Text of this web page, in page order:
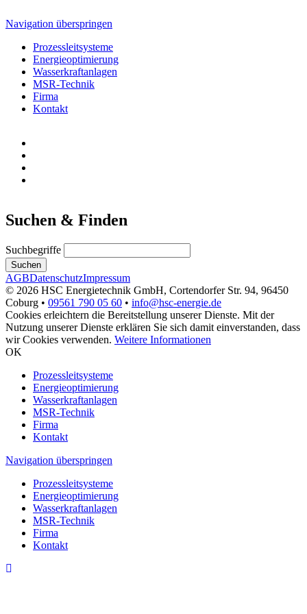
Navigation überspringen
Prozessleitsysteme
Energieoptimierung
Wasserkraftanlagen
MSR-Technik
Firma
Kontakt
Suchen & Finden
Suchbegriffe
Suchen
AGBDatenschutzImpressum
© 2026 HSC Energietechnik GmbH, Cortendorfer Str. 94, 96450
Coburg • 09561 790 05 60 • info@hsc-energie.de
Cookies erleichtern die Bereitstellung unserer Dienste. Mit der
Nutzung unserer Dienste erklären Sie sich damit einverstanden, dass
wir Cookies verwenden. Weitere Informationen
OK
Prozessleitsysteme
Energieoptimierung
Wasserkraftanlagen
MSR-Technik
Firma
Kontakt
Navigation überspringen
Prozessleitsysteme
Energieoptimierung
Wasserkraftanlagen
MSR-Technik
Firma
Kontakt